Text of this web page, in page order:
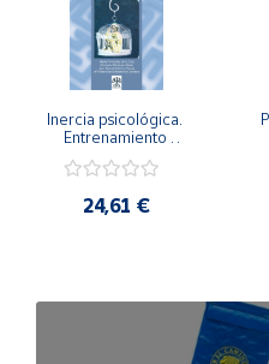
Inercia psicológica.
Entrenamiento
Igualdad de Género.
24,61 €